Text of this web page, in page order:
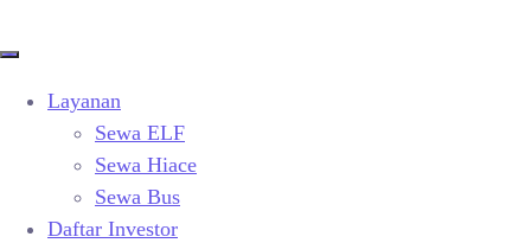
Layanan
Sewa ELF
Sewa Hiace
Sewa Bus
Daftar Investor